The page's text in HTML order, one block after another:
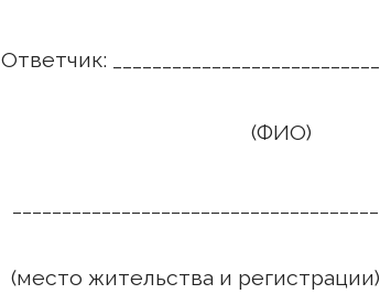
Ответчик: ____________________________
(ФИО)
(место жительства и регистрации)